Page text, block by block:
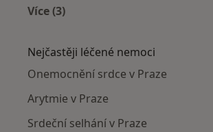
Více (3)
Nejčastěji léčené nemoci
Onemocnění srdce v Praze
Arytmie v Praze
Srdeční selhání v Praze